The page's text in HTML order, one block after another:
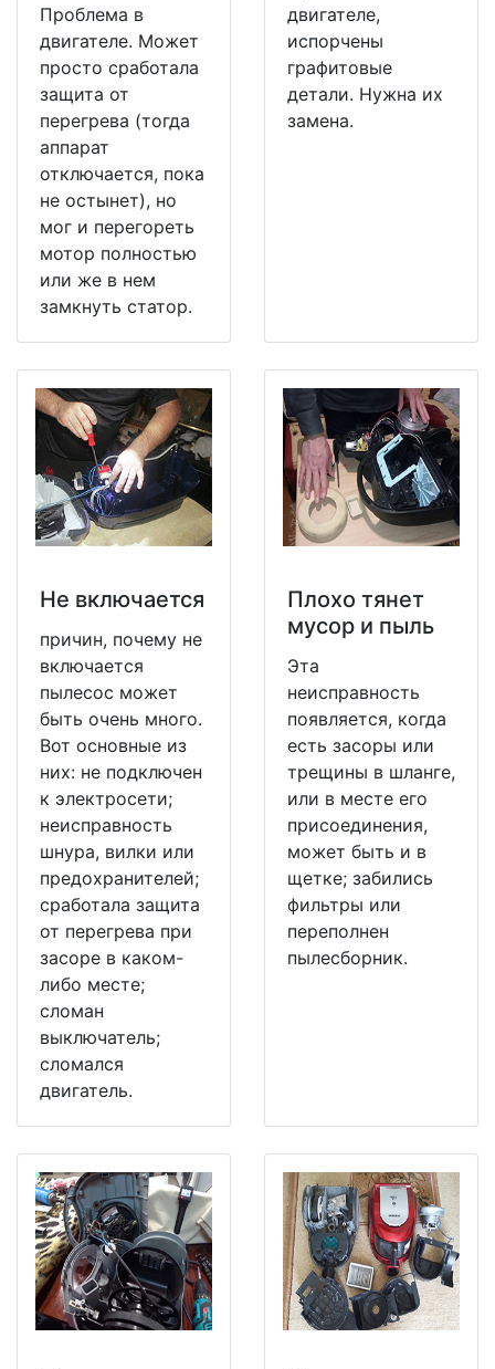
Проблема в
двигателе. Может
просто сработала
защита от
перегрева (тогда
аппарат
отключается, пока
не остынет), но
мог и перегореть
мотор полностью
или же в нем
замкнуть статор.
двигателе,
испорчены
графитовые
детали. Нужна их
замена.
Не включается
причин, почему не
включается
пылесос может
быть очень много.
Вот основные из
них: не подключен
к электросети;
неисправность
шнура, вилки или
предохранителей;
сработала защита
от перегрева при
засоре в каком-
либо месте;
сломан
выключатель;
сломался
двигатель.
Плохо тянет
мусор и пыль
Эта
неисправность
появляется, когда
есть засоры или
трещины в шланге,
или в месте его
присоединения,
может быть и в
щетке; забились
фильтры или
переполнен
пылесборник.